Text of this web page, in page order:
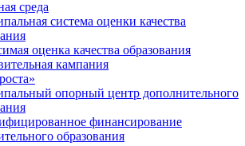
среда
система оценки качества
оценка качества образования
кампания
опорный центр дополнительного
финансирование
образования